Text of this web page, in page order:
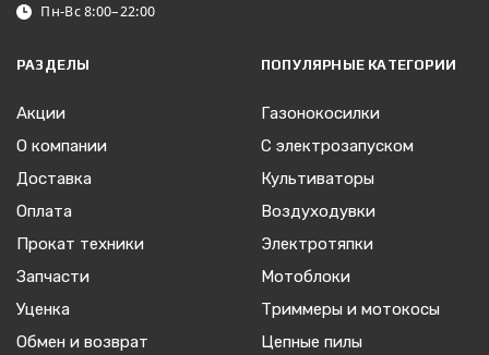
Пн-Вс 8:00–22:00
РАЗДЕЛЫ
Акции
О компании
Доставка
Оплата
Прокат техники
Запчасти
Уценка
Обмен и возврат
ПОПУЛЯРНЫЕ КАТЕГОРИИ
Газонокосилки
С электрозапуском
Культиваторы
Воздуходувки
Электротяпки
Мотоблоки
Триммеры и мотокосы
Цепные пилы